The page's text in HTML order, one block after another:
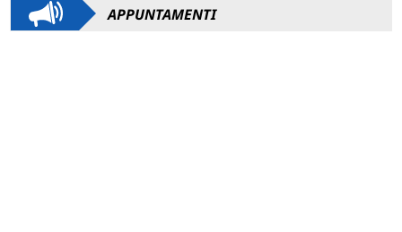
APPUNTAMENTI